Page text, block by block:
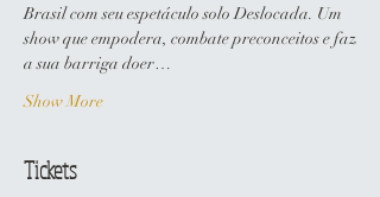
Brasil com seu espetáculo solo Deslocada. Um
show que empodera, combate preconceitos e faz
a sua barriga doer…
Show More
Tickets